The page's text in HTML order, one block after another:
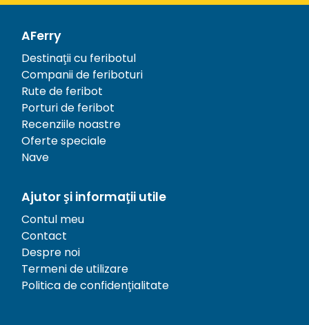
AFerry
Destinații cu feribotul
Companii de feriboturi
Rute de feribot
Porturi de feribot
Recenziile noastre
Oferte speciale
Nave
Ajutor și informații utile
Contul meu
Contact
Despre noi
Termeni de utilizare
Politica de confidențialitate